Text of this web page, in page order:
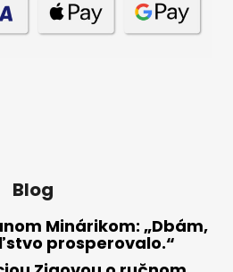
Blog
Minárikom: „Dbám,
prosperovalo.“